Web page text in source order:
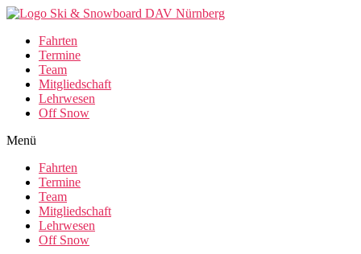
Fahrten
Termine
Team
Mitgliedschaft
Lehrwesen
Off Snow
Menü
Fahrten
Termine
Team
Mitgliedschaft
Lehrwesen
Off Snow